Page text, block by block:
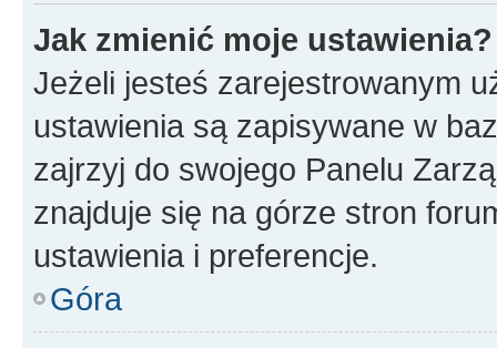
Jak zmienić moje ustawienia?
Jeżeli jesteś zarejestrowanym
ustawienia są zapisywane w
zajrzyj do swojego Panelu
znajduje się na górze stron
ustawienia i preferencje.
Góra